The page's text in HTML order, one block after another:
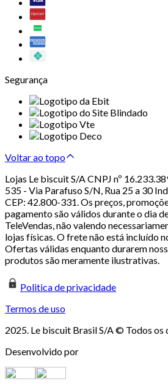
Segurança
Voltar ao topo
Lojas Le biscuit S/A CNPJ nº
535 - Via Parafuso S/N, Rua 25 a 30
CEP: 42.800-331. Os preços,
pagamento são válidos durante o dia
TeleVendas, não valendo
lojas físicas. O frete não está incluído
Ofertas válidas enquanto durarem
produtos são meramente ilustrativas.
Politica de privacidade
Termos de uso
2025. Le biscuit Brasil S/A © Todos os
Desenvolvido por